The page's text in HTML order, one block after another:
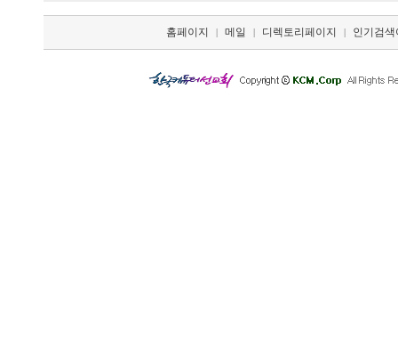
홈페이지 | 메일 | 디렉토리페이지 | 인기검색